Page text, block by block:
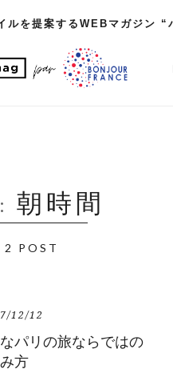
ルを提案するWEBマガジン “
朝時間
2 POST
12/12
パリの旅ならではの
方